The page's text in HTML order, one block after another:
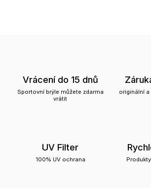
Vrácení do 15 dnů
Sportovní brýle můžete zdarma
vrátit
originální a
UV Filter
100% UV ochrana